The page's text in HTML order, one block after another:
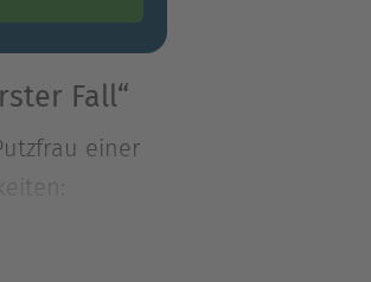
Fall“
einer
Keiner